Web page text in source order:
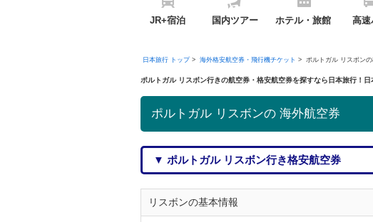
JR+宿泊 国内ツアー ホテル・旅館 高速
日本旅行 トップ> 海外格安航空券・飛行機チケット > ポルトガル リスボンの
ポルトガル リスボン行きの航空券・格安航空券を探すなら日本旅行！
ポルトガル リスボンの 海外航空券
▼ ポルトガル リスボン行き格安航空券
リスボンの基本情報